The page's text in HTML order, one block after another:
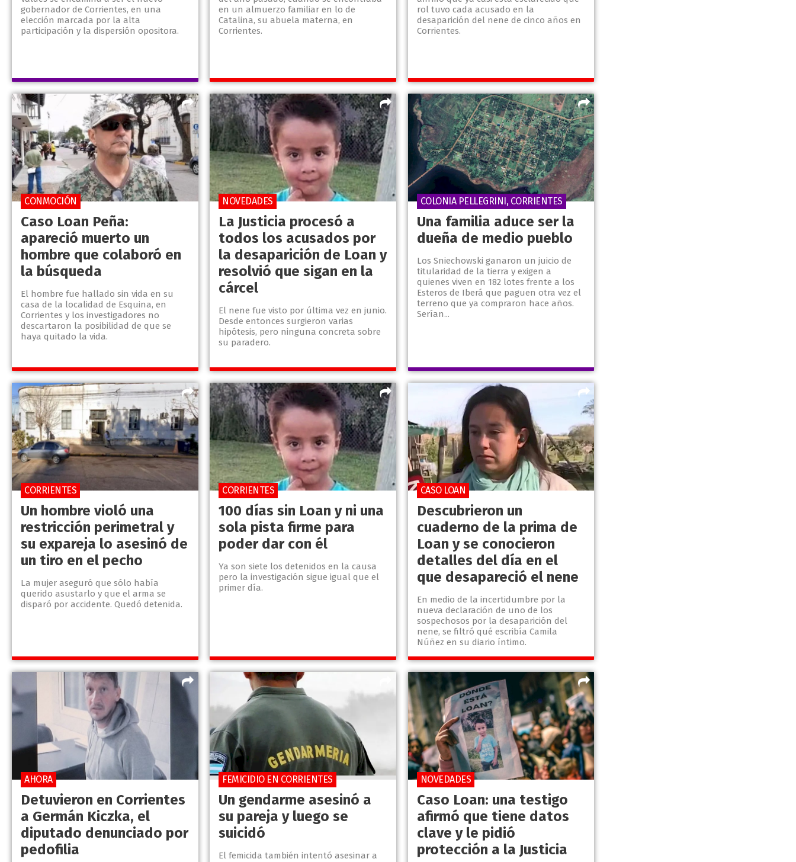
gobernador de Corrientes, en una
elección marcada por la alta
participación y la dispersión opositora.
en un almuerzo familiar en lo de
Catalina, su abuela materna, en
Corrientes.
rol tuvo cada acusado en la
desaparición del nene de cinco años en
Corrientes.
Caso Loan Peña:
apareció muerto un
hombre que colaboró en
la búsqueda
El hombre fue hallado sin vida en su
casa de la localidad de Esquina, en
Corrientes y los investigadores no
descartaron la posibilidad de que se
haya quitado la vida.
CONMOCIÓN
La Justicia procesó a
todos los acusados por
la desaparición de Loan y
resolvió que sigan en la
cárcel
El nene fue visto por última vez en junio.
Desde entonces surgieron varias
hipótesis, pero ninguna concreta sobre
su paradero.
NOVEDADES
Una familia aduce ser la
dueña de medio pueblo
Los Sniechowski ganaron un juicio de
titularidad de la tierra y exigen a
quienes viven en 182 lotes frente a los
Esteros de Iberá que paguen otra vez el
terreno que ya compraron hace años.
Serían...
COLONIA PELLEGRINI, CORRIENTES
Un hombre violó una
restricción perimetral y
su expareja lo asesinó de
un tiro en el pecho
La mujer aseguró que sólo había
querido asustarlo y que el arma se
disparó por accidente. Quedó detenida.
CORRIENTES
100 días sin Loan y ni una
sola pista firme para
poder dar con él
Ya son siete los detenidos en la causa
pero la investigación sigue igual que el
primer día.
CORRIENTES
Descubrieron un
cuaderno de la prima de
Loan y se conocieron
detalles del día en el
que desapareció el nene
En medio de la incertidumbre por la
nueva declaración de uno de los
sospechosos por la desaparición del
nene, se filtró qué escribía Camila
Núñez en su diario íntimo.
CASO LOAN
Detuvieron en Corrientes
a Germán Kiczka, el
diputado denunciado por
pedofilia
AHORA
Un gendarme asesinó a
su pareja y luego se
suicidó
El femicida también intentó asesinar a
FEMICIDIO EN CORRIENTES
Caso Loan: una testigo
afirmó que tiene datos
clave y le pidió
protección a la Justicia
NOVEDADES